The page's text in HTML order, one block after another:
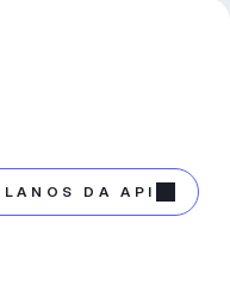
DA API